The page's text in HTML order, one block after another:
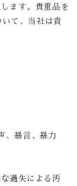
ます。貴重品を
て、当社は責
、暴言、暴力
過失による汚